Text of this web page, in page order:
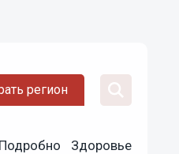
регион
Подробно Здоровье